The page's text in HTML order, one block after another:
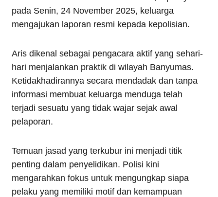
pada Senin, 24 November 2025, keluarga
mengajukan laporan resmi kepada kepolisian.
Aris dikenal sebagai pengacara aktif yang sehari-
hari menjalankan praktik di wilayah Banyumas.
Ketidakhadirannya secara mendadak dan tanpa
informasi membuat keluarga menduga telah
terjadi sesuatu yang tidak wajar sejak awal
pelaporan.
Temuan jasad yang terkubur ini menjadi titik
penting dalam penyelidikan. Polisi kini
mengarahkan fokus untuk mengungkap siapa
pelaku yang memiliki motif dan kemampuan